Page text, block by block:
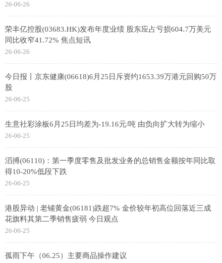
26-06-26
荣丰亿控股(03683.HK)发布年度业绩 股东应占亏损604.7万美元
同比收窄41.72% 焦点短讯
26-06-26
今日报丨京东健康(06618)6月25日斥资约1653.39万港元回购50万
股
26-06-25
生意社彩涂板6月25日均差为-19.16元/吨 由负向扩大转为缩小
26-06-25
滔搏(06110)：第一季度零售及批发业务的总销售金额按年同比取
得10-20%低段下跌
26-06-25
港股异动 | 老铺黄金(06181)跌超7% 金价较年初高位回落近三成
花旗料其第二季销售疲弱 今日观点
26-06-25
孤雨下午（06.25）主要商品操作建议